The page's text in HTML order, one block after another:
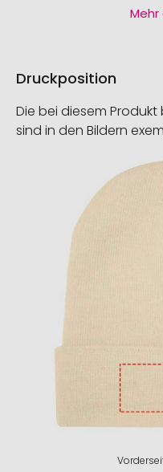
Druckposition
Die bei diesem
sind in den Bildern